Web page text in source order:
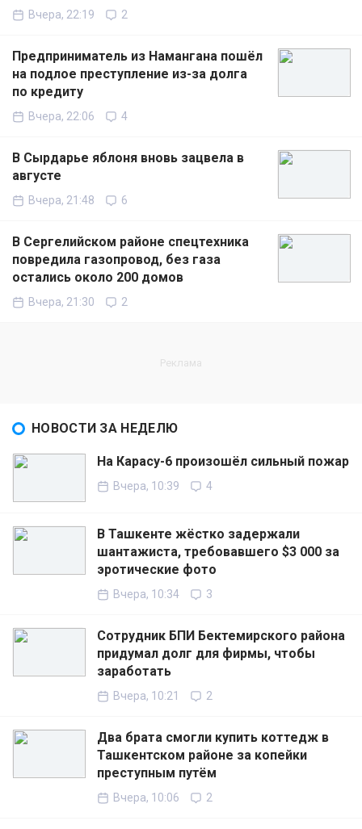
Вчера, 22:19 2
Предприниматель из Намангана пошёл
на подлое преступление из-за долга
по кредиту
Вчера, 22:06 4
В Сырдарье яблоня вновь зацвела в
августе
Вчера, 21:48 6
В Сергелийском районе спецтехника
повредила газопровод, без газа
остались около 200 домов
Вчера, 21:30 2
НОВОСТИ ЗА НЕДЕЛЮ
На Карасу-6 произошёл сильный пожар
Вчера, 10:39 4
В Ташкенте жёстко задержали
шантажиста, требовавшего $3 000 за
эротические фото
Вчера, 10:34 3
Сотрудник БПИ Бектемирского района
придумал долг для фирмы, чтобы
заработать
Вчера, 10:21 2
Два брата смогли купить коттедж в
Ташкентском районе за копейки
преступным путём
Вчера, 10:06 2